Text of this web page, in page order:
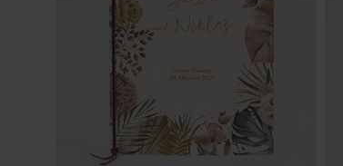
Eukalyptus Zuckermandeln 1 kg (± 300